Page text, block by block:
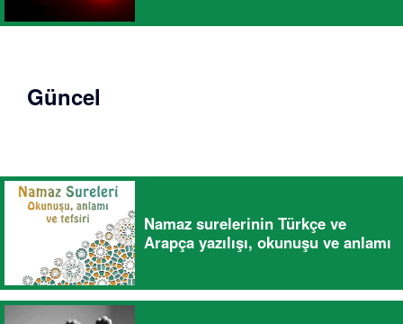
Güncel
Namaz surelerinin Türkçe ve
Arapça yazılışı, okunuşu ve anlamı